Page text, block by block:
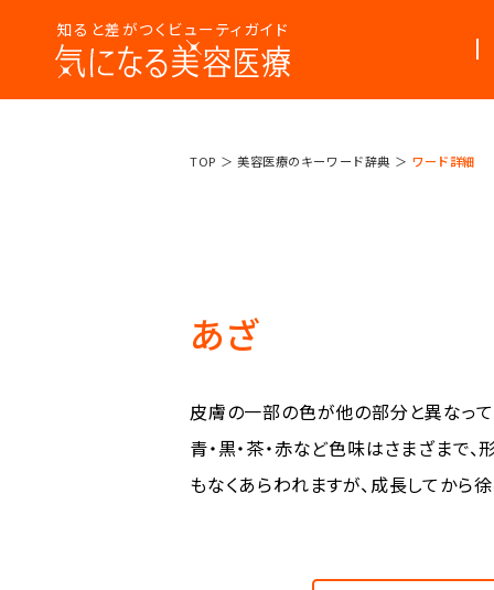
知ると差がつくビューティガイド
美容医療って
TOP 美容医療のキーワード辞典 ワード詳細
あざ
皮膚の一部の色が他の部分と異なっ
青・黒・茶・赤など色味はさまざまで
もなくあらわれますが、成長してから